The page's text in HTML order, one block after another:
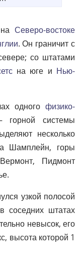
Северо-востоке
. Он граничит с
со штатами
на юге и Нью-
одного физико-
системы
несколько
Шамплейн, горы
Пидмонт
узкой полосой
соседних штатах
невысок, его
высота которой 1